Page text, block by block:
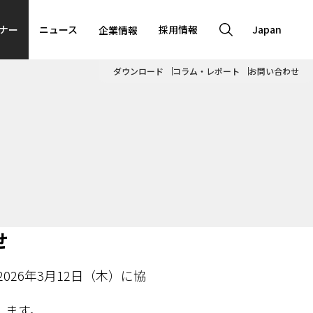
ー ニュース 企業情報 採用情報 Japan
ダウンロード コラム・レポート お問い合わせ
年3月12日（木）に協